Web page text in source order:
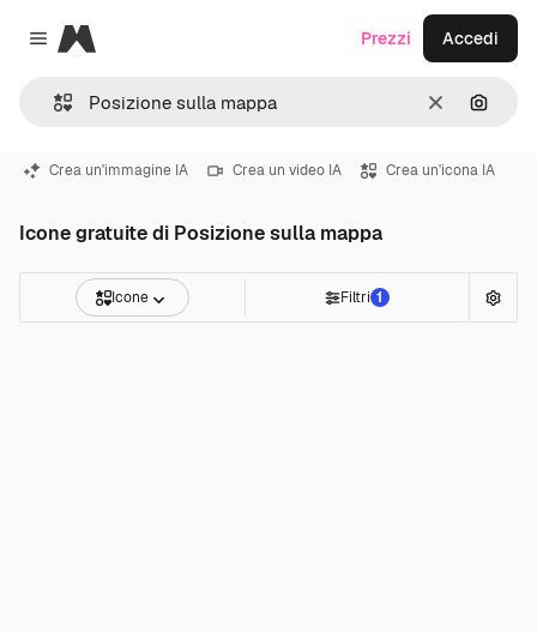
Close menu
Magnific
CancellaCerca
Prezzi Accedi
Crea un'immagine IA Crea un video IA Crea un'icona IA
Icone gratuite di Posizione sulla mappa
Icone Filtri 1